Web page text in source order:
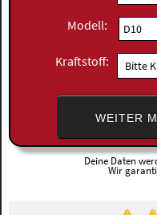
Modell:
Kraftstoff:
WEITER
Deine Daten
Wir